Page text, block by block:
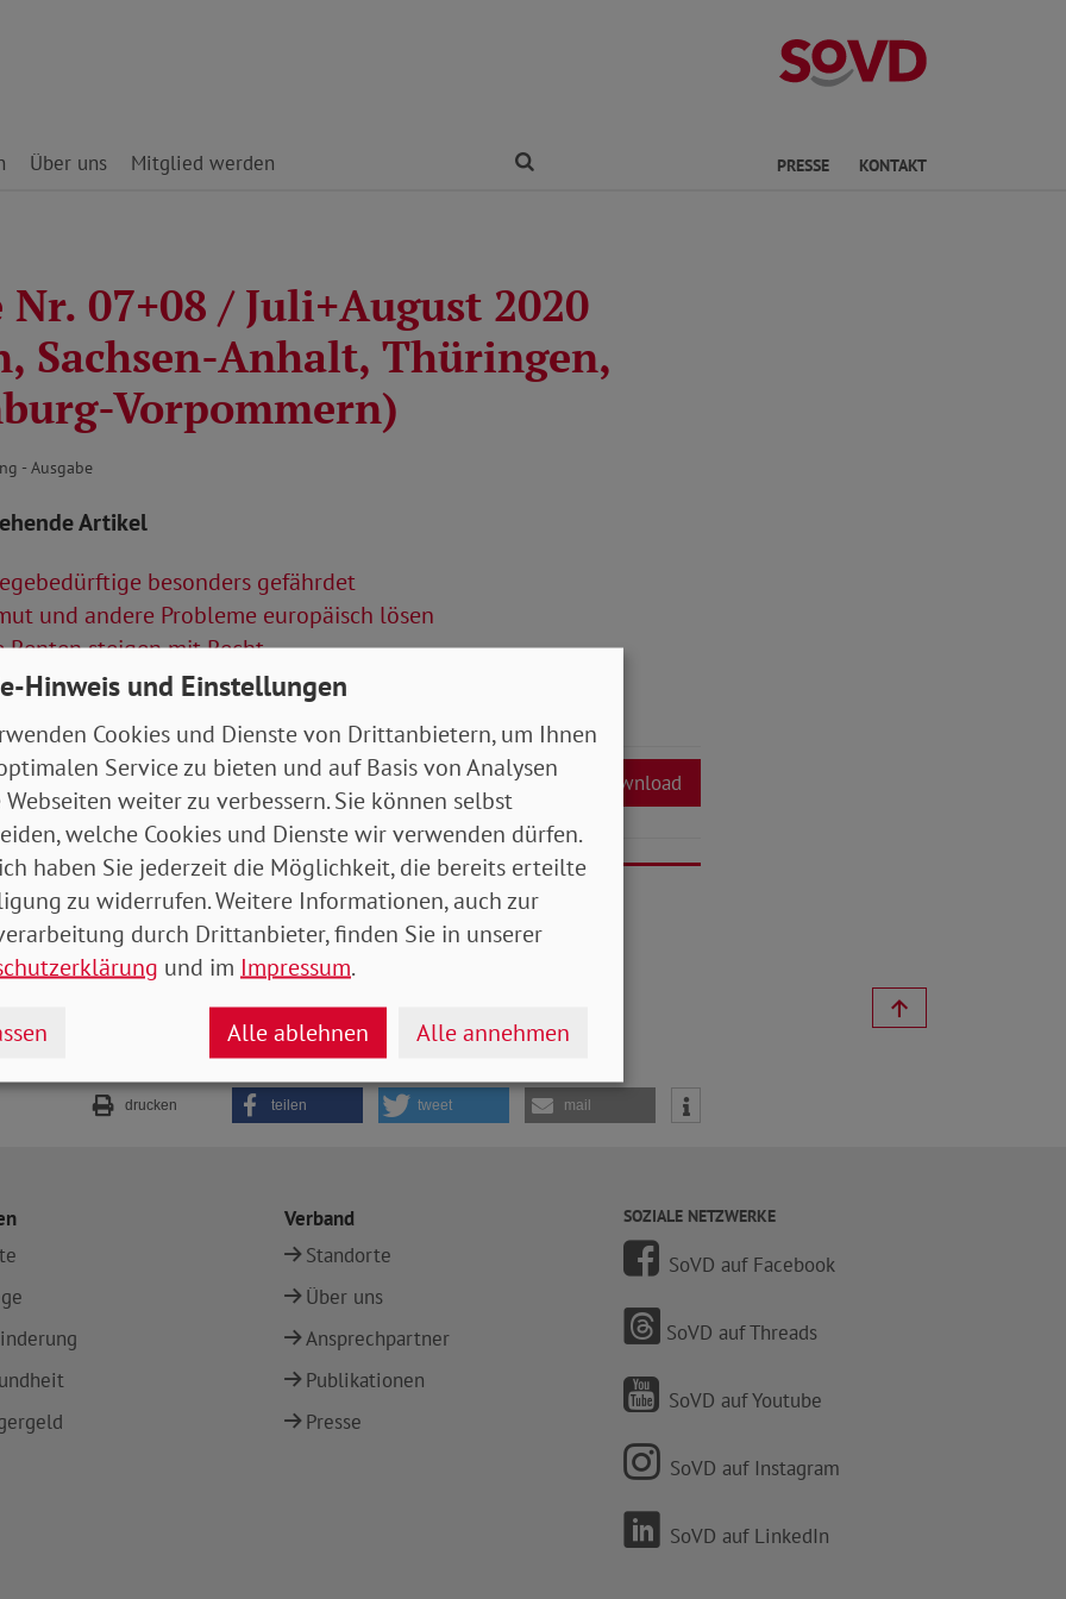
Landesverband
Über uns Mitglied werden PRESSE KONTAKT
Nr. 07+08 / Juli+August 2020
Sachsen-Anhalt, Thüringen,
Vorpommern)
- Ausgabe
Artikel
besonders gefährdet
und andere Probleme europäisch lösen
Renten steigen mit Recht
X.pdf- 6 MB
Download
drucken teilen tweet mail
Verband
Standorte
Über uns
Ansprechpartner
Publikationen
Presse
SOZIALE NETZWERKE
SoVD auf Facebook
SoVD auf Threads
SoVD auf Youtube
SoVD auf Instagram
SoVD auf LinkedIn
Hinweis und Einstellungen
Cookies und Dienste von Drittanbietern, um Ihnen
Service zu bieten und auf Basis von Analysen
Webseiten weiter zu verbessern. Sie können selbst
welche Cookies und Dienste wir verwenden dürfen.
haben Sie jederzeit die Möglichkeit, die bereits erteilte
zu widerrufen. Weitere Informationen, auch zur
durch Drittanbieter, finden Sie in unserer
und im Impressum.
Alle ablehnen Alle annehmen